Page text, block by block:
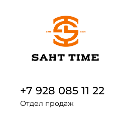
+7 928 085 11 22
Отдел продаж